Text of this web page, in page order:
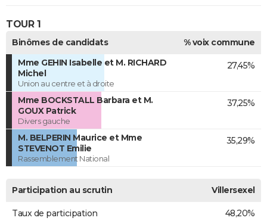
TOUR 1
Binômes de candidats
% voix commune
Mme GEHIN Isabelle et M. RICHARD
Michel
Union au centre et à droite
27,45%
Mme BOCKSTALL Barbara et M.
GOUX Patrick
Divers gauche
37,25%
M. BELPERIN Maurice et Mme
STEVENOT Emilie
Rassemblement National
35,29%
Participation au scrutin Villersexel
Taux de participation 48,20%